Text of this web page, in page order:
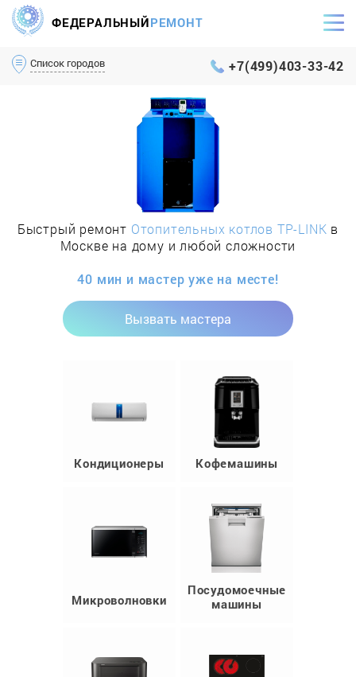
ФЕДЕРАЛЬНЫЙРЕМОНТ
Список городов +7(499)403-33-42
Быстрый ремонт Отопительных котлов TP-LINK в
Москве на дому и любой сложности
40 мин и мастер уже на месте!
Вызвать мастера
Кондиционеры Кофемашины
Микроволновки
Посудомоечные
машины